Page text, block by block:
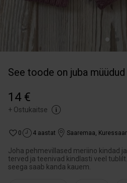
See toode on juba müüdud
14 €
+ Ostukaitse
0 4 aastat Saaremaa,
Joha pehmevillased meriino kindad
terved ja teenivad kindlasti veel
seega saab kanda kauem.